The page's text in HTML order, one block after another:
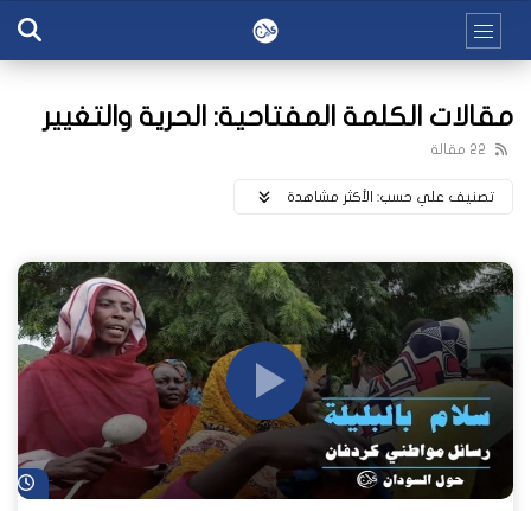
مقالات الكلمة المفتاحية: الحرية والتغيير
22 مقالة
تصنيف علي حسب: اﻷكثر مشاهدة